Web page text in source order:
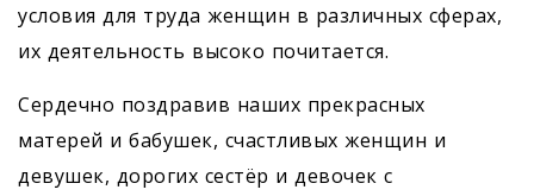
условия для труда женщин в различных сферах,
их деятельность высоко почитается.
Сердечно поздравив наших прекрасных
матерей и бабушек, счастливых женщин и
девушек, дорогих сестёр и девочек с